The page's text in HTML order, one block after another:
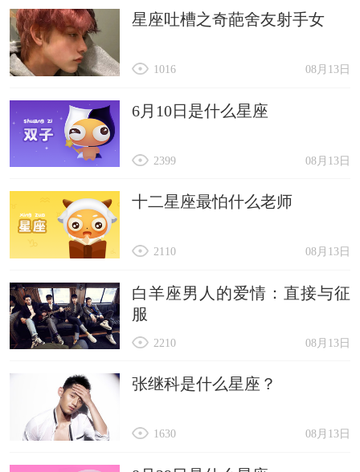
星座吐槽之奇葩舍友射手女
08月13日
1016
6月10日是什么星座
08月13日
2399
十二星座最怕什么老师
08月13日
2110
白羊座男人的爱情：直接与征
服
08月13日
2210
张继科是什么星座？
08月13日
1630